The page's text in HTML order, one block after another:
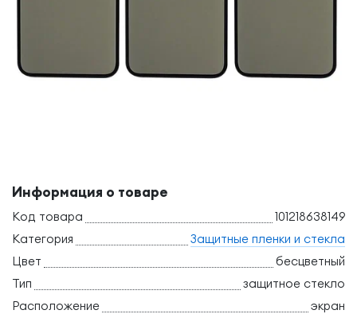
Информация о товаре
Код товара
101218638149
Категория
Защитные пленки и стекла
Цвет
бесцветный
Тип
защитное стекло
Расположение
экран